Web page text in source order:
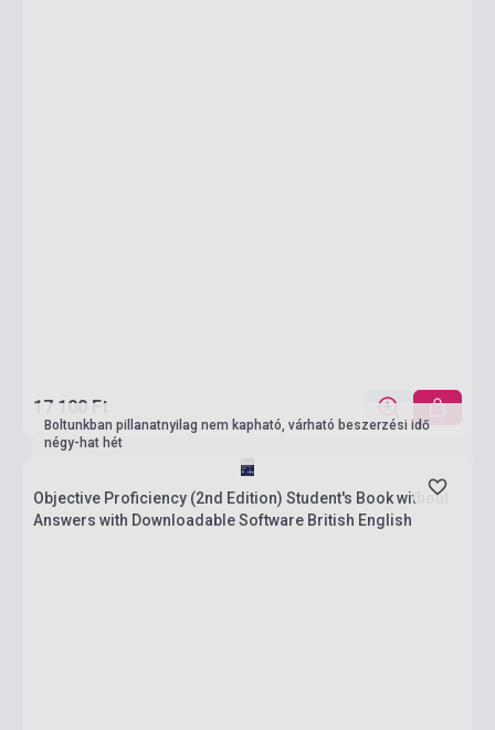
17 100 Ft
Boltunkban pillanatnyilag nem kapható, várható beszerzési idő
négy-hat hét
Objective Proficiency (2nd Edition) Student's Book without
Answers with Downloadable Software British English